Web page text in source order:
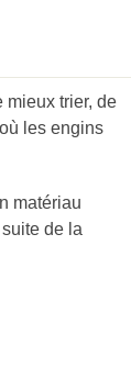
mieux trier, de
les engins
matériau
de la